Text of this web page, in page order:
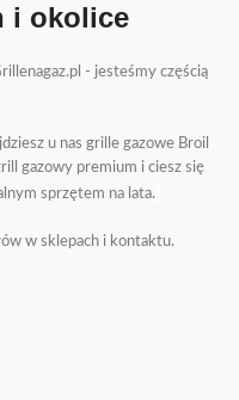
i okolice
- jesteśmy częścią
u nas grille gazowe Broil
gazowy premium i ciesz się
sprzętem na lata.
w sklepach i kontaktu.